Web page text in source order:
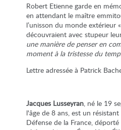
Robert Etienne garde en
en attendant le maître
l’unisson du monde extérieur «
découvraient avec stupeur
une manière de penser en
moment à la tristesse du
Lettre adressée à Patrick
Jacques Lusseyran, né le 19
l'âge de 8 ans, est un
Défense de la France,